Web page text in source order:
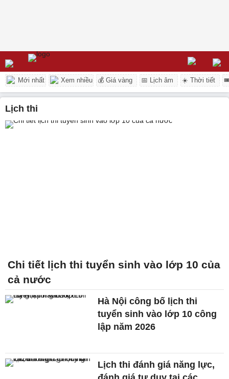
Mới nhất Xem nhiều 💰 Giá vàng 📅 Lịch âm ☀️ Thời tiết
lịch thi
Chi tiết lịch thi tuyển sinh vào lớp 10 của
cả nước
Hà Nội công bố lịch thi
tuyển sinh vào lớp 10 công
lập năm 2026
Lịch thi đánh giá năng lực,